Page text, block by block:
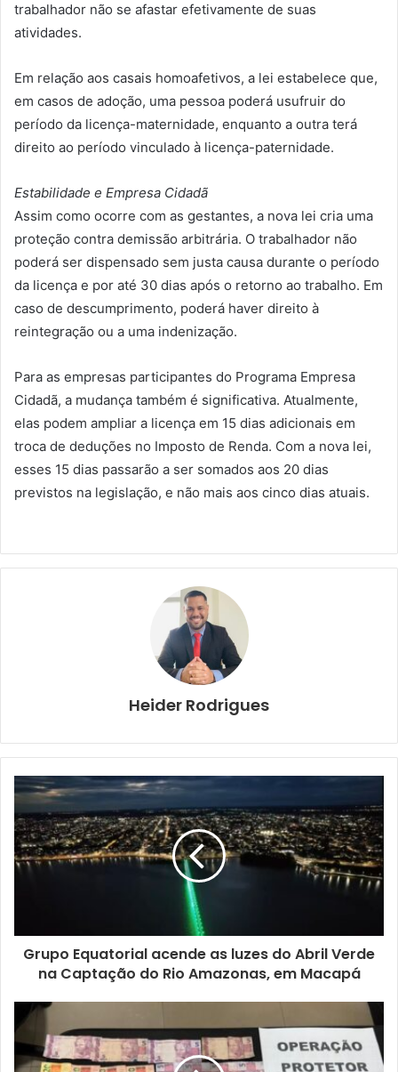
trabalhador não se afastar efetivamente de suas
atividades.
Em relação aos casais homoafetivos, a lei estabelece que,
em casos de adoção, uma pessoa poderá usufruir do
período da licença-maternidade, enquanto a outra terá
direito ao período vinculado à licença-paternidade.
Estabilidade e Empresa Cidadã
Assim como ocorre com as gestantes, a nova lei cria uma
proteção contra demissão arbitrária. O trabalhador não
poderá ser dispensado sem justa causa durante o período
da licença e por até 30 dias após o retorno ao trabalho. Em
caso de descumprimento, poderá haver direito à
reintegração ou a uma indenização.
Para as empresas participantes do Programa Empresa
Cidadã, a mudança também é significativa. Atualmente,
elas podem ampliar a licença em 15 dias adicionais em
troca de deduções no Imposto de Renda. Com a nova lei,
esses 15 dias passarão a ser somados aos 20 dias
previstos na legislação, e não mais aos cinco dias atuais.
Heider Rodrigues
Grupo Equatorial acende as luzes do Abril Verde
na Captação do Rio Amazonas, em Macapá